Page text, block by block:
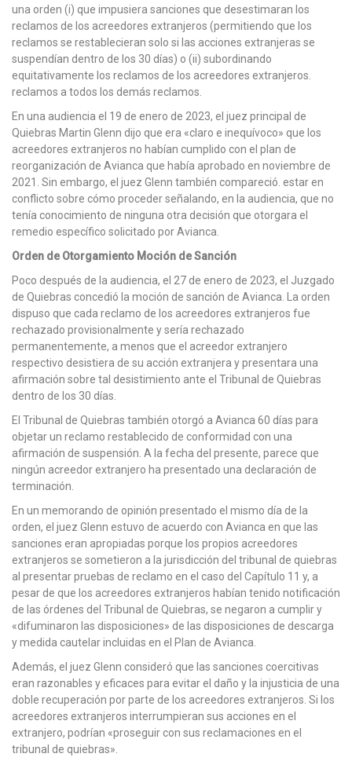
una orden (i) que impusiera sanciones que desestimaran los
reclamos de los acreedores extranjeros (permitiendo que los
reclamos se restablecieran solo si las acciones extranjeras se
suspendían dentro de los 30 días) o (ii) subordinando
equitativamente los reclamos de los acreedores extranjeros.
reclamos a todos los demás reclamos.
En una audiencia el 19 de enero de 2023, el juez principal de
Quiebras Martin Glenn dijo que era «claro e inequívoco» que los
acreedores extranjeros no habían cumplido con el plan de
reorganización de Avianca que había aprobado en noviembre de
2021. Sin embargo, el juez Glenn también compareció. estar en
conflicto sobre cómo proceder señalando, en la audiencia, que no
tenía conocimiento de ninguna otra decisión que otorgara el
remedio específico solicitado por Avianca.
Orden de Otorgamiento Moción de Sanción
Poco después de la audiencia, el 27 de enero de 2023, el Juzgado
de Quiebras concedió la moción de sanción de Avianca. La orden
dispuso que cada reclamo de los acreedores extranjeros fue
rechazado provisionalmente y sería rechazado
permanentemente, a menos que el acreedor extranjero
respectivo desistiera de su acción extranjera y presentara una
afirmación sobre tal desistimiento ante el Tribunal de Quiebras
dentro de los 30 días.
El Tribunal de Quiebras también otorgó a Avianca 60 días para
objetar un reclamo restablecido de conformidad con una
afirmación de suspensión. A la fecha del presente, parece que
ningún acreedor extranjero ha presentado una declaración de
terminación.
En un memorando de opinión presentado el mismo día de la
orden, el juez Glenn estuvo de acuerdo con Avianca en que las
sanciones eran apropiadas porque los propios acreedores
extranjeros se sometieron a la jurisdicción del tribunal de quiebras
al presentar pruebas de reclamo en el caso del Capítulo 11 y, a
pesar de que los acreedores extranjeros habían tenido notificación
de las órdenes del Tribunal de Quiebras, se negaron a cumplir y
«difuminaron las disposiciones» de las disposiciones de descarga
y medida cautelar incluidas en el Plan de Avianca.
Además, el juez Glenn consideró que las sanciones coercitivas
eran razonables y eficaces para evitar el daño y la injusticia de una
doble recuperación por parte de los acreedores extranjeros. Si los
acreedores extranjeros interrumpieran sus acciones en el
extranjero, podrían «proseguir con sus reclamaciones en el
tribunal de quiebras».